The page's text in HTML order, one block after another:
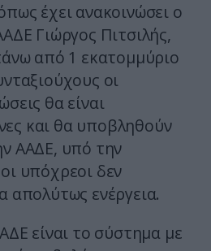
έχει ανακοινώσει ο
Γιώργος Πιτσιλής,
από 1 εκατομμύριο
οι
θα είναι
και θα υποβληθούν
ΑΑΔΕ, υπό την
υπόχρεοι δεν
απολύτως ενέργεια.
είναι το σύστημα με